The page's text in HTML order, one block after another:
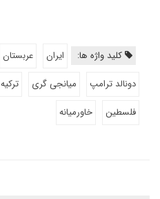
کلید واژه ها: ایران عربستان
دونالد ترامپ
میانجی گری ترکیه
فلسطین
خاورمیانه